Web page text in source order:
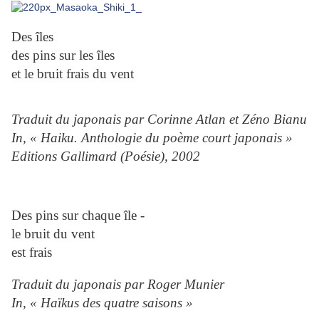
Des îles
des pins sur les îles
et le bruit frais du vent
Traduit du japonais par Corinne Atlan et Zéno Bianu
In, « Haiku. Anthologie du poème court japonais »
Editions Gallimard (Poésie), 2002
Des pins sur chaque île -
le bruit du vent
est frais
Traduit du japonais par Roger Munier
In, « Haïkus des quatre saisons »